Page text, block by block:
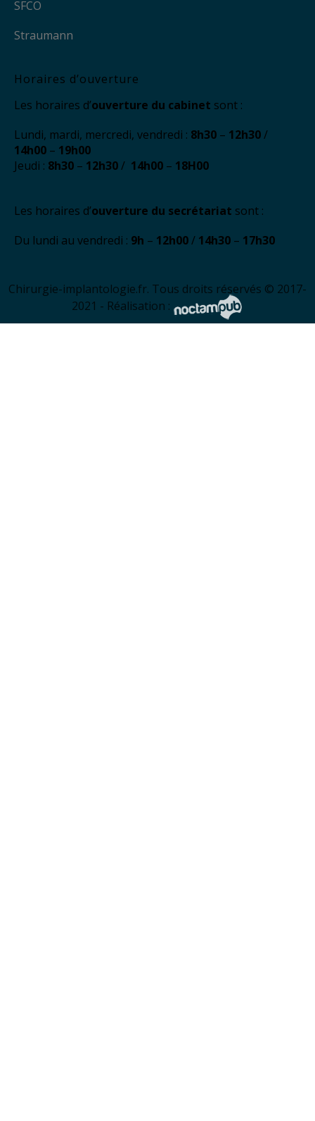
SFCO
Straumann
Horaires d’ouverture
Les horaires d’ouverture du cabinet sont :
Lundi, mardi, mercredi, vendredi : 8h30 – 12h30/
14h00 – 19h00
Jeudi : 8h30 – 12h30/ 14h00 – 18H00
Les horaires d’ouverture du secrétariat sont :
Du lundi au vendredi : 9h – 12h00/ 14h30 – 17h30
Chirurgie-implantologie.fr. Tous droits réservés © 2017-
2021 - Réalisation :